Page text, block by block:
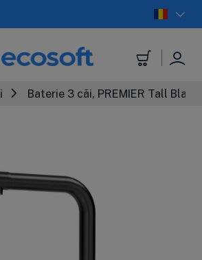
Baterie 3 căi, PREMIER Tall